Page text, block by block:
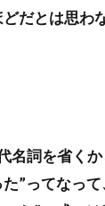
だとは思わ
名詞を省く
”ってなっ